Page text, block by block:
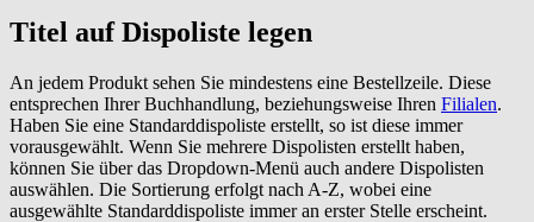
Titel auf Dispoliste legen
An jedem Produkt sehen Sie mindestens eine Bestellzeile. Diese
entsprechen Ihrer Buchhandlung, beziehungsweise Ihren Filialen.
Haben Sie eine Standarddispoliste erstellt, so ist diese immer
vorausgewählt. Wenn Sie mehrere Dispolisten erstellt haben,
können Sie über das Dropdown-Menü auch andere Dispolisten
auswählen. Die Sortierung erfolgt nach A-Z, wobei eine
ausgewählte Standarddispoliste immer an erster Stelle erscheint.